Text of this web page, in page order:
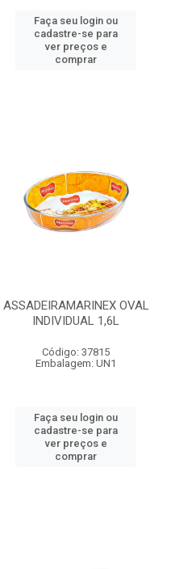
Faça seu login ou
cadastre-se para
ver preços e
comprar
ASSADEIRAMARINEX OVAL
INDIVIDUAL 1,6L
Código: 37815
Embalagem: UN1
Faça seu login ou
cadastre-se para
ver preços e
comprar